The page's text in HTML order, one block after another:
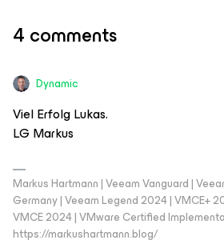
4 comments
Dynamic
Viel Erfolg Lukas.
LG Markus
Markus Hartmann | Veeam Vanguard |
Germany | Veeam Legend 2024 | VMCE+
VMCE 2024 | VMware Certified
https://markushartmann.blog/